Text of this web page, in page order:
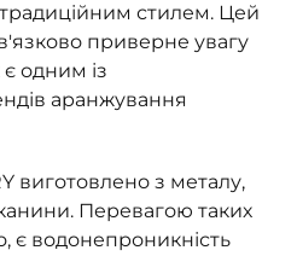
стилем. Цей
приверне увагу
одним із
аранжування
виготовлено з металу,
Перевагою таких
є водонепроникність